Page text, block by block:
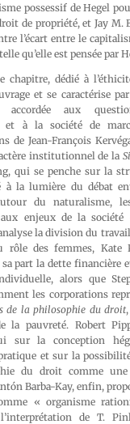
possessif de Hegel
de propriété, et Jay M.
l’écart entre le
qu’elle est pensée par
chapitre, dédié à
et se caractérise
accordée aux
et à la société de
de Jean-François
institutionnel de la
qui se penche sur la
à la lumière du débat
du naturalisme,
aux enjeux de la société
la division du
rôle des femmes, Kate
part la dette financière
alors que
les corporations
de la philosophie du droit
la pauvreté. Robert
sur la conception
et sur la
du droit comme
Barba-Kay, enfin,
« organisme
de T.